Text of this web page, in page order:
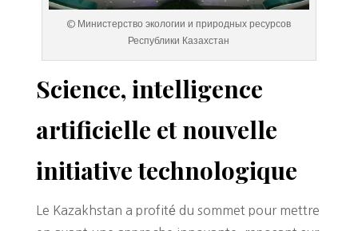
© Министерство экологии и природных ресурсов
Республики Казахстан
Science, intelligence
artificielle et nouvelle
initiative technologique
Le Kazakhstan a profité du sommet pour mettre